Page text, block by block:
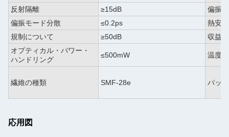
反射隔離
≥15dB
偏振
偏振モード分散
≤0.2ps
熱安
規制について
≥50dB
収益
オプティカル・パワー・
ハンドリング
≤500mW 温度
繊維の種類 SMF-28e パッ
応用図